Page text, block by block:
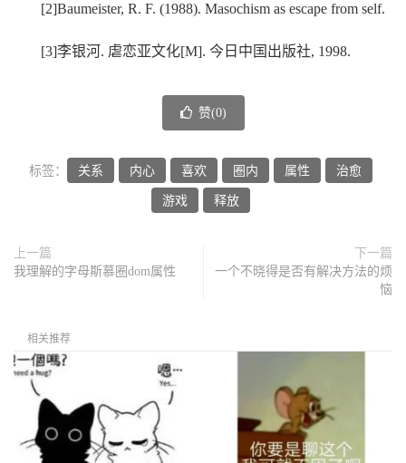
[2]Baumeister, R. F. (1988). Masochism as escape from self.
[3]李银河. 虐恋亚文化[M]. 今日中国出版社, 1998.
赞(0)
标签： 关系 内心 喜欢 圈内 属性 治愈
游戏 释放
上一篇
我理解的字母斯慕圈dom属性
下一篇
一个不晓得是否有解决方法的烦
恼
相关推荐